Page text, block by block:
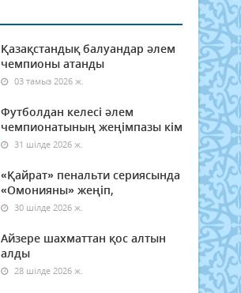
Қазақстандық балуандар әлем
чемпионы атанды
03 тамыз 2026 ж.
Футболдан келесі әлем
чемпионатының жеңімпазы кім
31 шілде 2026 ж.
«Қайрат» пенальти сериясында
«Омонияны» жеңіп,
30 шілде 2026 ж.
Айзере шахматтан қос алтын
алды
28 шілде 2026 ж.